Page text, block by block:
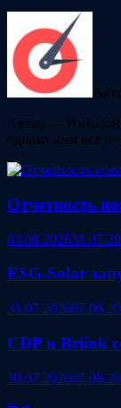
Автор — Николай
однако ими все
Отчетность
03.08.2026
ESG‑Solar
31.07.2026
CDP и Briink
30.07.2026